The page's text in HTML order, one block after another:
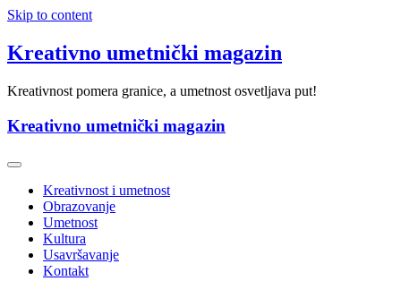
Skip to content
Kreativno umetnički magazin
Kreativnost pomera granice, a umetnost osvetljava put!
Kreativno umetnički magazin
Kreativnost i umetnost
Obrazovanje
Umetnost
Kultura
Usavršavanje
Kontakt